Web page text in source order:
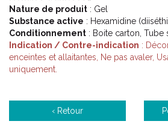
Nature de produit : Gel
Substance active : Hexamidine
Conditionnement : Boite carton, Tube
Indication / Contre-indication :
enceintes et allaitantes, Ne pas avaler,
uniquement.
‹ Retour